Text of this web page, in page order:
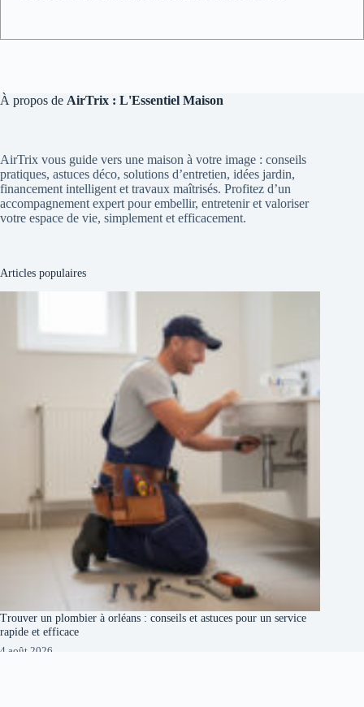
À propos de AirTrix : L'Essentiel Maison
AirTrix vous guide vers une maison à votre image : conseils
pratiques, astuces déco, solutions d’entretien, idées jardin,
financement intelligent et travaux maîtrisés. Profitez d’un
accompagnement expert pour embellir, entretenir et valoriser
votre espace de vie, simplement et efficacement.
Articles populaires
Trouver un plombier à orléans : conseils et astuces pour un service
rapide et efficace
4 août 2026